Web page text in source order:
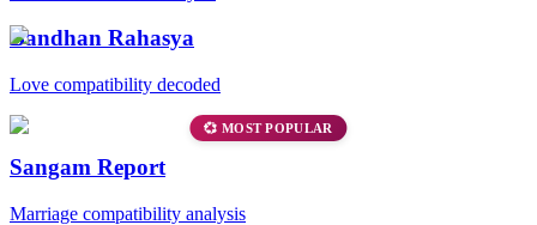
Bandhan Rahasya
Love compatibility decoded
💞 MOST POPULAR
Sangam Report
Marriage compatibility analysis